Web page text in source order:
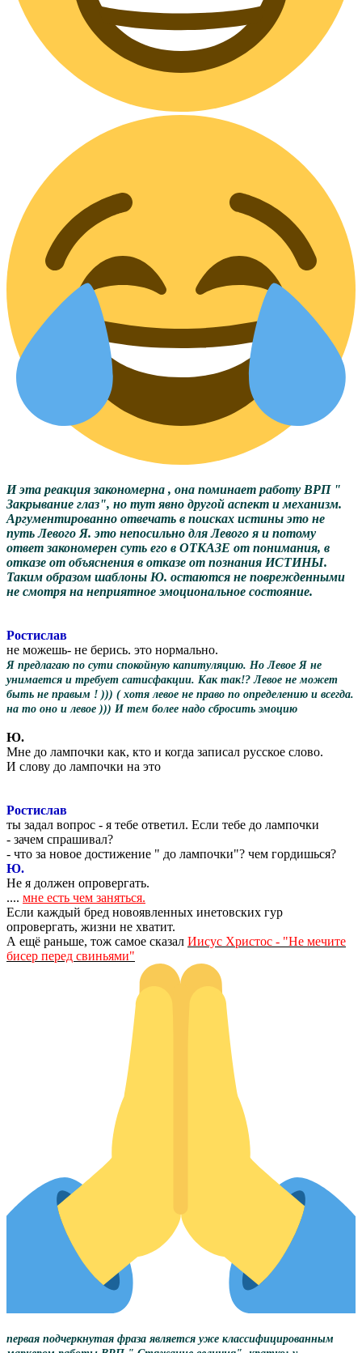
И эта реакция закономерна , она поминает работу ВРП "
Закрывание глаз", но тут явно другой аспект и механизм.
Аргументированно отвечать в поисках истины это не
путь Левого Я. это непосильно для Левого я и потому
ответ закономерен суть его в ОТКАЗЕ от понимания, в
отказе от объяснения в отказе от познания ИСТИНЫ.
Таким образом шаблоны Ю. остаются не поврежденными
не смотря на неприятное эмоциональное состояние.
Ростислав
не можешь- не берись. это нормально.
Я предлагаю по сути спокойную капитуляцию. Но Левое Я не
унимается и требует сатисфакции. Как так!? Левое не может
быть не правым ! ))) ( хотя левое не право по определению и всегда.
на то оно и левое ))) И тем более надо сбросить эмоцию
Ю.
Мне до лампочки как, кто и когда записал русское слово.
И слову до лампочки на это
Ростислав
ты задал вопрос - я тебе ответил. Если тебе до лампочки
- зачем спрашивал?
- что за новое достижение " до лампочки"? чем гордишься?
Ю.
Не я должен опровергать.
.... мне есть чем заняться.
Если каждый бред новоявленных инетовских гур
опровергать, жизни не хватит.
А ещё раньше, тож самое сказал Иисус Христос - "Не мечите
бисер перед свиньями"
первая подчеркнутая фраза является уже классифицированным